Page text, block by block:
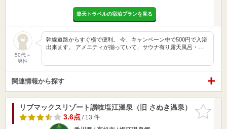
楽天トラベルの宿泊プランを見る
50代～
男性
幹線道路からすぐ横で便利。 今、キャンペーン中で500円で入浴
出来ます。 アメニティが揃っていて、サウナ有り露天風呂・…
関連情報から探す
お気に入
りに追加
リブマックスリゾート讃岐塩江温泉（旧 さぬき温泉）
3.6点/ 13 件